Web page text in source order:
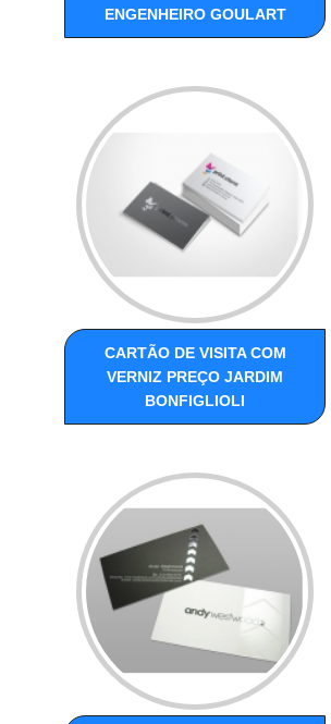
ENGENHEIRO GOULART
CARTÃO DE VISITA COM
VERNIZ PREÇO JARDIM
BONFIGLIOLI